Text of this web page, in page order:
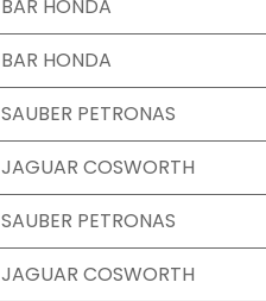
BAR HONDA
BAR HONDA
SAUBER PETRONAS
JAGUAR COSWORTH
SAUBER PETRONAS
JAGUAR COSWORTH